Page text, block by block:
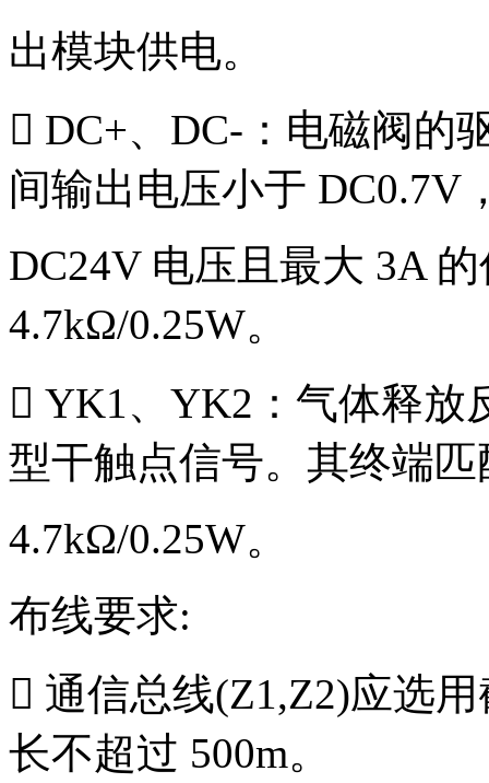
出模块供电。
 DC+、DC-：电磁阀的
间输出电压小于 DC0.7V
DC24V 电压且最大 3A
4.7kΩ/0.25W。
 YK1、YK2：气体释放
型干触点信号。其终端
4.7kΩ/0.25W。
布线要求:
 通信总线(Z1,Z2)应选
长不超过 500m。